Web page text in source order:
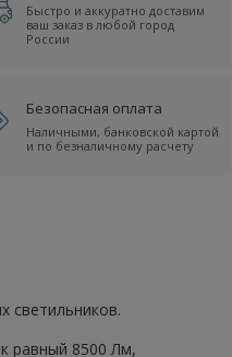
Быстро и аккуратно доставим
ваш заказ в любой город
России
Безопасная оплата
Наличными, банковской картой
и по безналичному расчету
светильников.
равный 8500 Лм,